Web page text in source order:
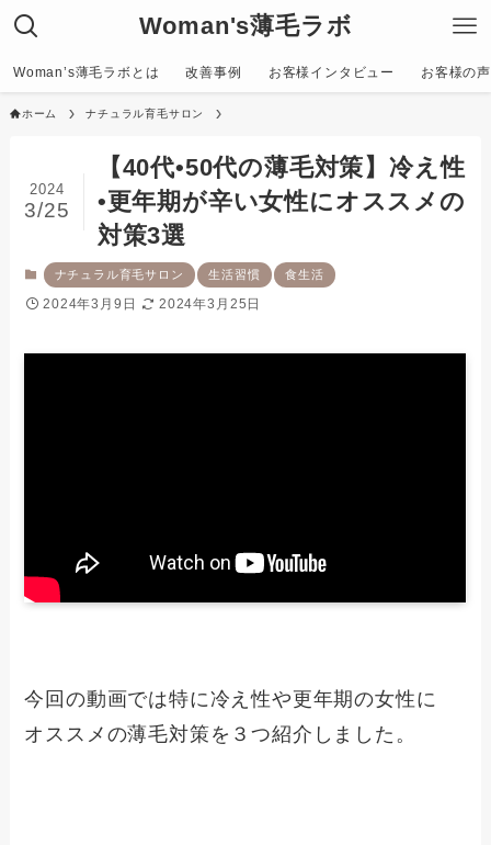
Woman's薄毛ラボ
Woman’s薄毛ラボとは 改善事例 お客様インタビュー お客様の
ホーム ナチュラル育毛サロン
【40代•50代の薄毛対策】冷え性
•更年期が辛い女性にオススメの
対策3選
2024
3/25
ナチュラル育毛サロン 生活習慣 食生活
2024年3月9日 2024年3月25日
今回の動画では特に冷え性や更年期の女性に
オススメの薄毛対策を３つ紹介しました。